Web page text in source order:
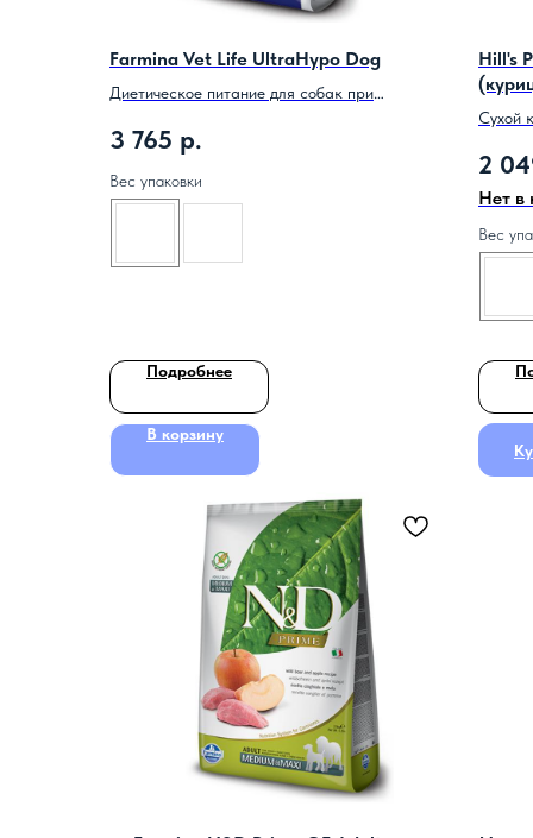
Farmina Vet Life UltraHypo Dog
Диетическое питание для собак при
3 765 р.
Вес упаковки
Подробнее
В корзину
Hill's
Сухой
2
Нет в
Вес